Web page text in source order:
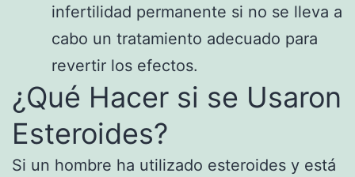
infertilidad permanente si no se lleva a
cabo un tratamiento adecuado para
revertir los efectos.
¿Qué Hacer si se Usaron
Esteroides?
Si un hombre ha utilizado esteroides y está